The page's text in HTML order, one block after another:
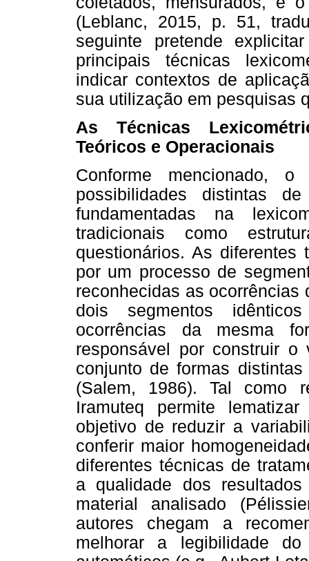
(Leblanc, 2015, p. 51,
seguinte pretende
principais técnicas
indicar contextos de
sua utilização em pesquisas
As Técnicas
Teóricos e Operacionais
Conforme mencionado,
possibilidades distintas
fundamentadas na
tradicionais como
questionários. As diferentes
por um processo de
reconhecidas as ocorrências
dois segmentos
ocorrências da mesma
responsável por construir
conjunto de formas
(Salem, 1986). Tal como
Iramuteq permite
objetivo de reduzir a
conferir maior
diferentes técnicas de
a qualidade dos
material analisado
autores chegam a
melhorar a legibilidade